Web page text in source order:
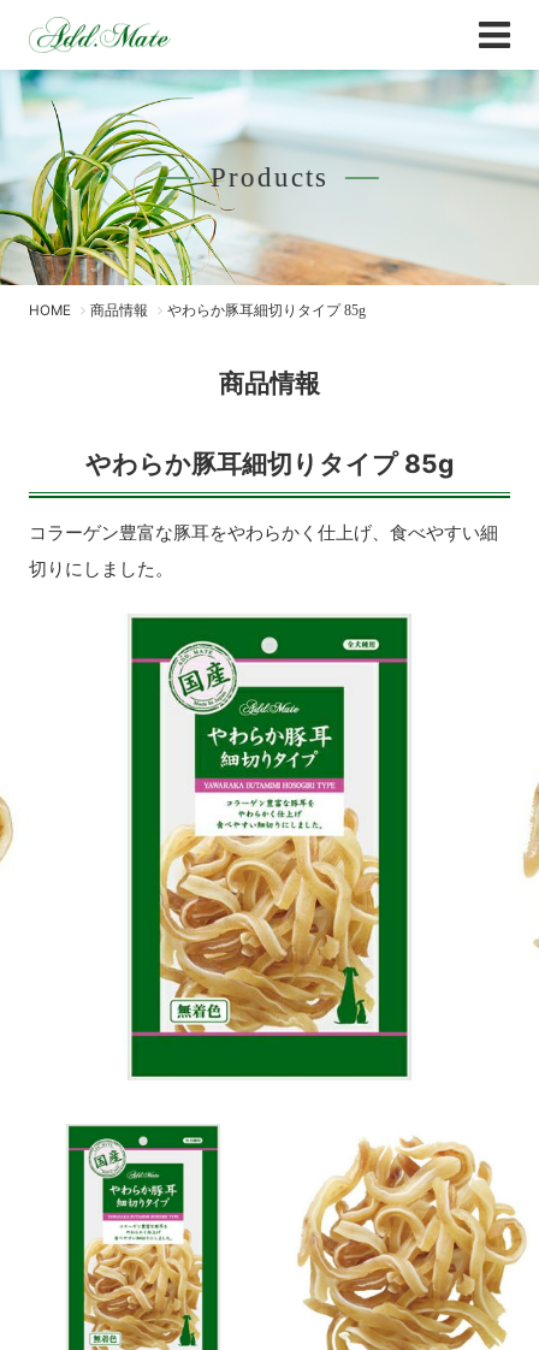
商品情報 - Add.Mate -アド・メイト オフィシ
Products
HOME 商品情報 やわらか豚耳細切りタイプ 85g
商品情報
やわらか豚耳細切りタイプ 85g
コラーゲン豊富な豚耳をやわらかく仕上げ、食べやすい細
切りにしました。